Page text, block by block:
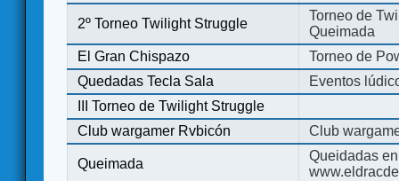
2º Torneo Twilight Struggle
Torneo de
Queimada
El Gran Chispazo
Torneo de
Quedadas Tecla Sala
Eventos
III Torneo de Twilight Struggle
Club wargamer Rvbicón
Club
Queimada
Queidadas